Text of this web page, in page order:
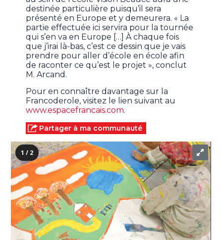
destinée particulière puisqu’il sera
présenté en Europe et y demeurera. « La
partie effectuée ici servira pour la tournée
qui s’en va en Europe […] À chaque fois
que j’irai là-bas, c’est ce dessin que je vais
prendre pour aller d’école en école afin
de raconter ce qu’est le projet », conclut
M. Arcand.
Pour en connaître davantage sur la
Francoderole, visitez le lien suivant au
www.espacefrancais.com.
Partager à ma communauté
1 / 2